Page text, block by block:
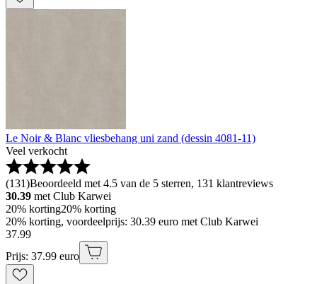
Le Noir & Blanc vliesbehang uni zand (dessin 4081-11)
Veel verkocht
(131)Beoordeeld met 4.5 van de 5 sterren, 131 klantreviews
30.39 met Club Karwei
20% korting20% korting
20% korting, voordeelprijs: 30.39 euro met Club Karwei
37.99
Prijs: 37.99 euro